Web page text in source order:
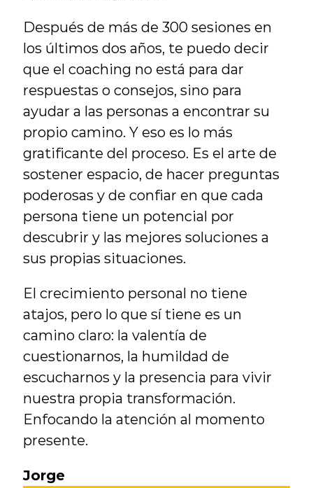
Después de más de 300 sesiones en
los últimos dos años, te puedo decir
que el coaching no está para dar
respuestas o consejos, sino para
ayudar a las personas a encontrar su
propio camino. Y eso es lo más
gratificante del proceso. Es el arte de
sostener espacio, de hacer preguntas
poderosas y de confiar en que cada
persona tiene un potencial por
descubrir y las mejores soluciones a
sus propias situaciones.
El crecimiento personal no tiene
atajos, pero lo que sí tiene es un
camino claro: la valentía de
cuestionarnos, la humildad de
escucharnos y la presencia para vivir
nuestra propia transformación.
Enfocando la atención al momento
presente.
Jorge